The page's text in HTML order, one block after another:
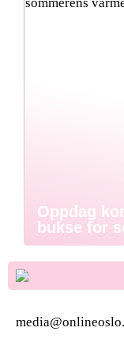
Oppdag
bukse for